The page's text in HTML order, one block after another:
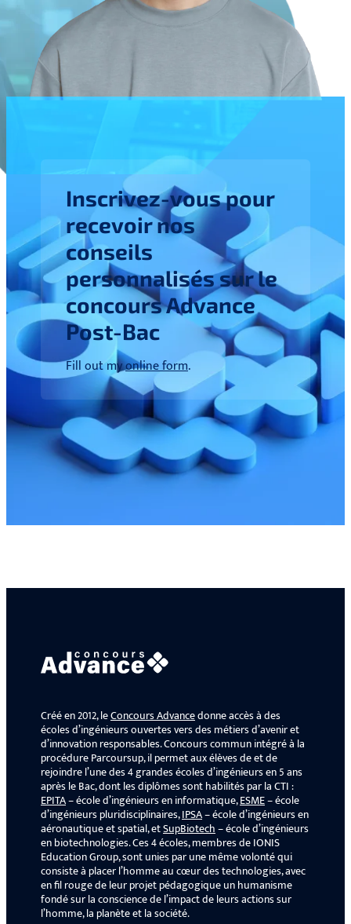
Inscrivez-vous pour
recevoir nos
conseils
personnalisés sur le
concours Advance
Post-Bac
Fill out myonline form.
Créé en 2012, leConcours Advancedonne accès à des
écoles d’ingénieurs ouvertes vers des métiers d’avenir et
d’innovation responsables. Concours commun intégré à la
procédure Parcoursup, il permet aux élèves de et de
rejoindre l’une des 4 grandes écoles d’ingénieurs en 5 ans
après le Bac, dont les diplômes sont habilités par la CTI :
EPITA– école d’ingénieurs en informatique,ESME– école
d’ingénieurs pluridisciplinaires,IPSA– école d’ingénieurs en
aéronautique et spatial, etSupBiotech– école d’ingénieurs
en biotechnologies. Ces 4 écoles, membres de IONIS
Education Group, sont unies par une même volonté qui
consiste à placer l’homme au cœur des technologies, avec
en fil rouge de leur projet pédagogique un humanisme
fondé sur la conscience de l’impact de leurs actions sur
l’homme, la planète et la société.